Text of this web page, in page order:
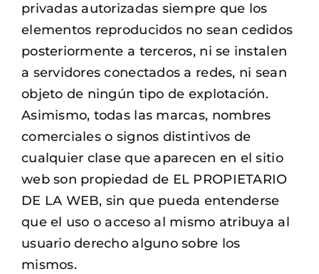
privadas autorizadas siempre que los
elementos reproducidos no sean cedidos
posteriormente a terceros, ni se instalen
a servidores conectados a redes, ni sean
objeto de ningún tipo de explotación.
Asimismo, todas las marcas, nombres
comerciales o signos distintivos de
cualquier clase que aparecen en el sitio
web son propiedad de EL PROPIETARIO
DE LA WEB, sin que pueda entenderse
que el uso o acceso al mismo atribuya al
usuario derecho alguno sobre los
mismos.